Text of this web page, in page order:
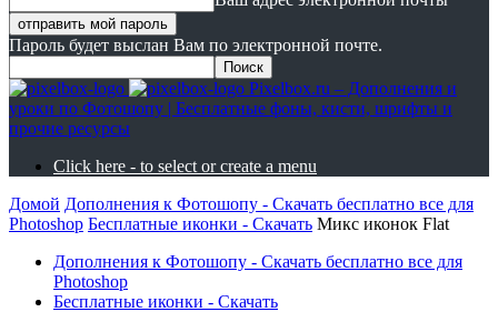
Пароль будет выслан Вам по электронной почте.
Pixelbox.ru – Дополнения и
уроки по Фотошопу | Бесплатные фоны, кисти, шрифты и
прочие ресурсы
Click here - to select or create a menu
Домой Дополнения к Фотошопу - Скачать бесплатно все для
Photoshop Бесплатные иконки - Скачать Микс иконок Flat
Дополнения к Фотошопу - Скачать бесплатно все для
Photoshop
Бесплатные иконки - Скачать